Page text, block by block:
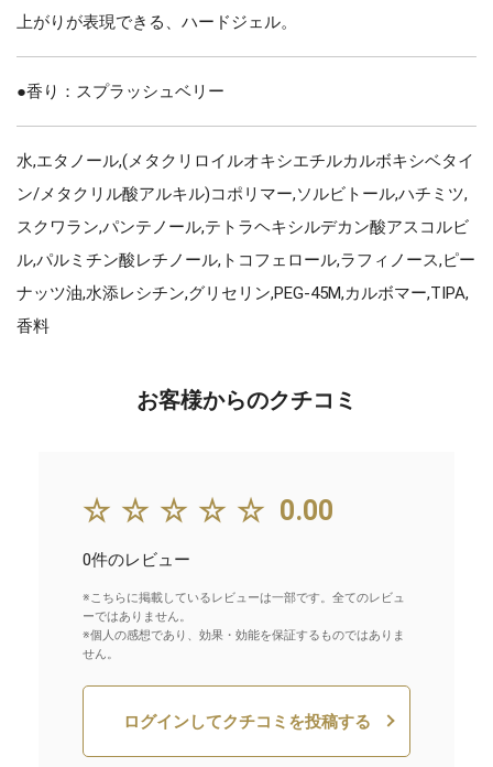
上がりが表現できる、ハードジェル。
●香り：スプラッシュベリー
水,エタノール,(メタクリロイルオキシエチルカルボキシベタイ
ン/メタクリル酸アルキル)コポリマー,ソルビトール,ハチミツ,
スクワラン,パンテノール,テトラヘキシルデカン酸アスコルビ
ル,パルミチン酸レチノール,トコフェロール,ラフィノース,ピー
ナッツ油,水添レシチン,グリセリン,PEG-45M,カルボマー,TIPA,
香料
お客様からのクチコミ
☆☆☆☆☆ 0.00
0件のレビュー
※こちらに掲載しているレビューは一部です。全てのレビュ
ーではありません。
※個人の感想であり、効果・効能を保証するものではありま
せん。
ログインしてクチコミを投稿する